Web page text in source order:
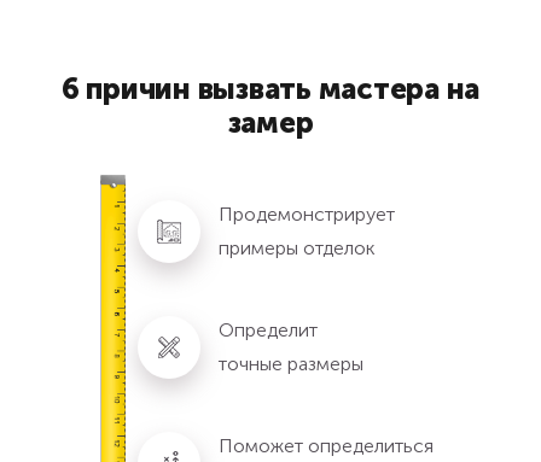
6 причин вызвать мастера на
замер
Продемонстрирует
примеры отделок
Определит
точные размеры
Поможет определиться